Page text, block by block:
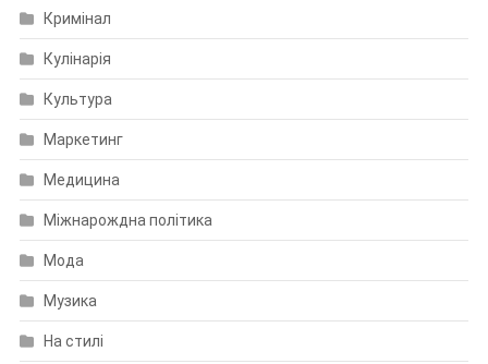
Кримінал
Кулінарія
Культура
Маркетинг
Медицина
Міжнарождна політика
Мода
Музика
На стилі